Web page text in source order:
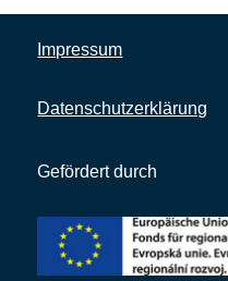
Impressum
Datenschutzerklärung
Gefördert durch